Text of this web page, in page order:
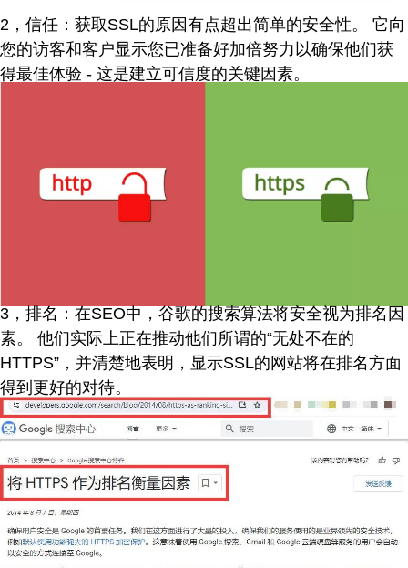
2，信任：获取SSL的原因有点超出简单的安全性。 它向
您的访客和客户显示您已准备好加倍努力以确保他们获
得最佳体验 - 这是建立可信度的关键因素。
3，排名：在SEO中，谷歌的搜索算法将安全视为排名因
素。 他们实际上正在推动他们所谓的“无处不在的
HTTPS”，并清楚地表明，显示SSL的网站将在排名方面
得到更好的对待。